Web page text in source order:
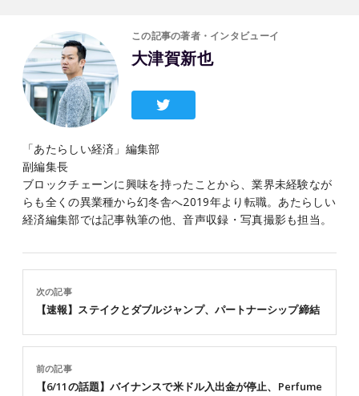
この記事の著者・インタビューイ
大津賀新也
「あたらしい経済」編集部
副編集長
ブロックチェーンに興味を持ったことから、業界未経験なが
らも全くの異業種から幻冬舎へ2019年より転職。あたらしい
経済編集部では記事執筆の他、音声収録・写真撮影も担当。
前の記事
【6/11の話題】バイナンスで米ドル入出金が停止、Perfume
次の記事
【速報】ステイクとダブルジャンプ、パートナーシップ締結